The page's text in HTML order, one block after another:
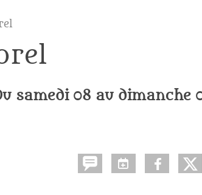
samedi 08 au dimanche